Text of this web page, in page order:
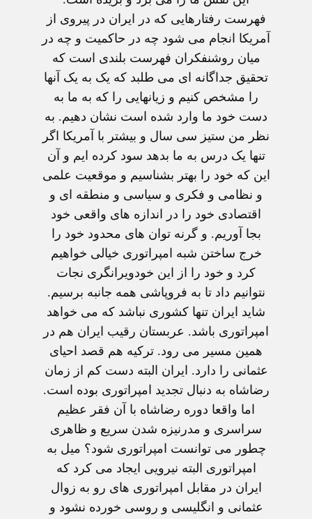
فهرست رفتارهایی که در ایران در پیروی از
آمریکا انجام می شود چه در حاکمیت و چه در
میان روشنفکران فهرست بلندی است که
تحقیق جداگانه ای می طلبد که یک به یک آنها
را مشخص کنیم و زیانهایی را که به ما به
دست خود ما وارد شده است نشان دهیم. به
نظر من ستیز سی سال و بیشتر با آمریکا اگر
تنها یک درس به ما بدهد سود کرده ایم و آن
این که خود را بهتر بشناسیم و موقعیت علمی
و نظامی و فکری و سیاسی و منطقه ای و
اقتصادی خود را در اندازه های واقعی خود
بجا آوریم. و گرنه توان های محدود خود را
خرج ساختن شبه امپراتوری خیالی خواهیم
کرد و خود را از این خودویرانگری نجات
نتوانیم داد تا به فروپاشی همه جانبه برسیم.
شاید ایران تنها کشوری نباشد که می خواهد
امپراتوری باشد. عربستان رقیب ایران هم در
همین مسیر می رود. ترکیه هم قصد احیای
عثمانی را دارد. ایران البته دست کم از زمان
رضاشاه به دنبال تجدید امپراتوری بوده است.
اما واقعا دوره رضاشاه با آن فقر عظیم
سراسری و مدرنیزه شدن سریع و ظاهری
چطور می توانست امپراتوری شود؟ میل به
امپراتوری البته نیرویی ایجاد می کرد که
ایران در مقابل امپراتوری های رو به زوال
عثمانی و انگلیسی و روسی خورده نشود و